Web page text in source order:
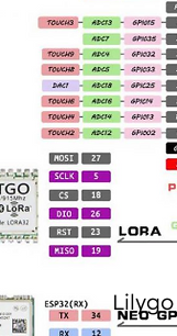
Lilygo